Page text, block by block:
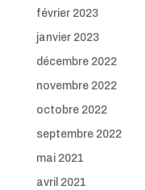
février 2023
janvier 2023
décembre 2022
novembre 2022
octobre 2022
septembre 2022
mai 2021
avril 2021